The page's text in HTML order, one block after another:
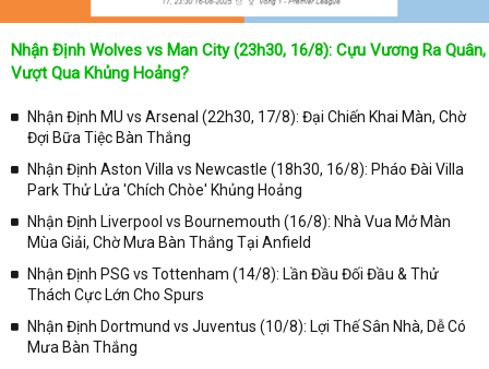
Lịch thi đấu được cập nhật chính xác trong toàn bộ các giải
Tại Lịch Thi Đấu của chuyên trang kqbongda.net
sẽ cập nhanh
chóng và chính xác nhất thời gian từng trận đấu bóng đá diễn ra ở
trong từng giải đấu như:
✓ Giải đấu bóng đá Ngoại hạng Anh;
✓ Giải bóng Cúp C1 Châu Âu;
✓ Giải VĐQG Tây Ban Nha;
✓ VĐQG Đức;
✓ VĐQG Pháp;
Nhận Định Wolves vs Man City (23h30, 16/8): Cựu Vương Ra Quân,
Vượt Qua Khủng Hoảng?
Nhận Định MU vs Arsenal (22h30, 17/8): Đại Chiến Khai Màn, Chờ
Đợi Bữa Tiệc Bàn Thắng
Nhận Định Aston Villa vs Newcastle (18h30, 16/8): Pháo Đài Villa
Park Thử Lửa 'Chích Chòe' Khủng Hoảng
Nhận Định Liverpool vs Bournemouth (16/8): Nhà Vua Mở Màn
Mùa Giải, Chờ Mưa Bàn Thắng Tại Anfield
Nhận Định PSG vs Tottenham (14/8): Lần Đầu Đối Đầu & Thử
Thách Cực Lớn Cho Spurs
Nhận Định Dortmund vs Juventus (10/8): Lợi Thế Sân Nhà, Dễ Có
Mưa Bàn Thắng